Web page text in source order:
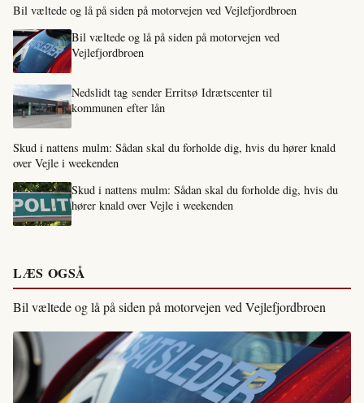
Bil væltede og lå på siden på motorvejen ved Vejlefjordbroen
Bil væltede og lå på siden på motorvejen ved
Vejlefjordbroen
Nedslidt tag sender Erritsø Idrætscenter til
kommunen efter lån
Skud i nattens mulm: Sådan skal du forholde dig, hvis du hører knald
over Vejle i weekenden
Skud i nattens mulm: Sådan skal du forholde dig, hvis du
hører knald over Vejle i weekenden
LÆS OGSÅ
Bil væltede og lå på siden på motorvejen ved Vejlefjordbroen